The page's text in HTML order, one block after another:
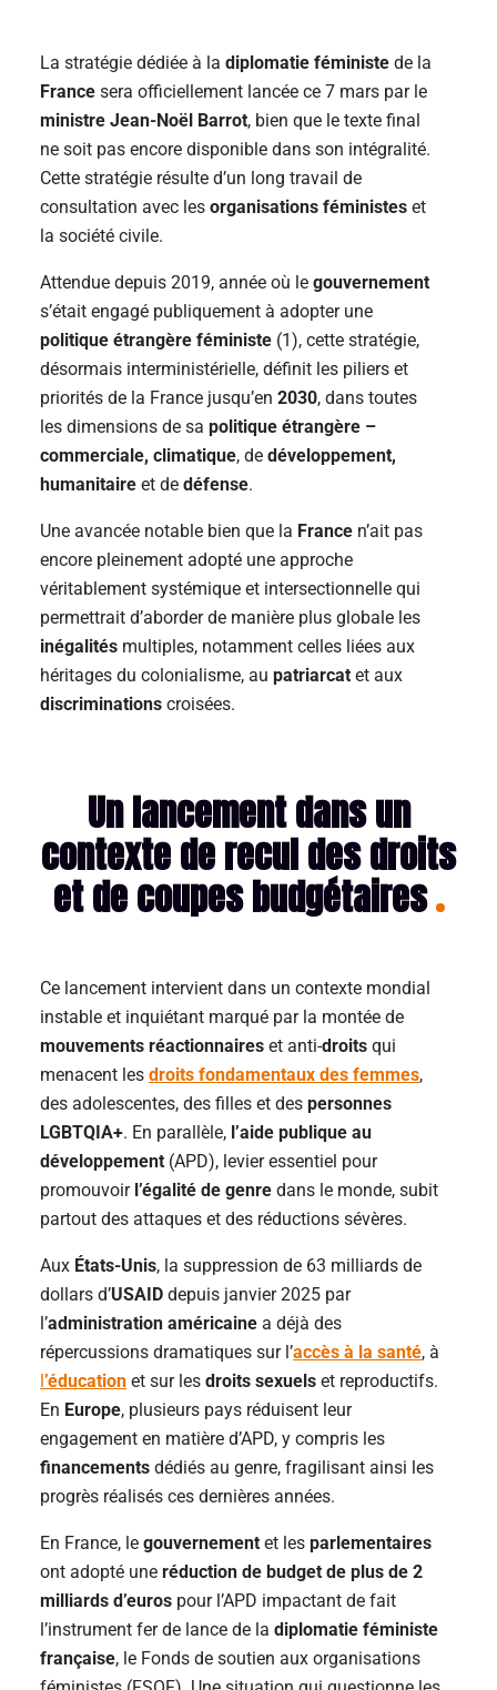
La stratégie dédiée à la diplomatie féministe de la
France sera officiellement lancée ce 7 mars par le
ministre Jean-Noël Barrot, bien que le texte final
ne soit pas encore disponible dans son intégralité.
Cette stratégie résulte d’un long travail de
consultation avec les organisations féministes et
la société civile.
Attendue depuis 2019, année où le gouvernement
s’était engagé publiquement à adopter une
politique étrangère féministe (1), cette stratégie,
désormais interministérielle, définit les piliers et
priorités de la France jusqu’en 2030, dans toutes
les dimensions de sa politique étrangère –
commerciale, climatique, de développement,
humanitaire et de défense.
Une avancée notable bien que la France n’ait pas
encore pleinement adopté une approche
véritablement systémique et intersectionnelle qui
permettrait d’aborder de manière plus globale les
inégalités multiples, notamment celles liées aux
héritages du colonialisme, au patriarcat et aux
discriminations croisées.
Un lancement dans un
contexte de recul des droits
et de coupes budgétaires
Ce lancement intervient dans un contexte mondial
instable et inquiétant marqué par la montée de
mouvements réactionnaires et anti-droits qui
menacent les droits fondamentaux des femmes,
des adolescentes, des filles et des personnes
LGBTQIA+. En parallèle, l’aide publique au
développement (APD), levier essentiel pour
promouvoir l’égalité de genre dans le monde, subit
partout des attaques et des réductions sévères.
Aux États-Unis, la suppression de 63 milliards de
dollars d’USAID depuis janvier 2025 par
l’administration américaine a déjà des
répercussions dramatiques sur l’accès à la santé, à
l’éducation et sur les droits sexuels et reproductifs.
En Europe, plusieurs pays réduisent leur
engagement en matière d’APD, y compris les
financements dédiés au genre, fragilisant ainsi les
progrès réalisés ces dernières années.
En France, le gouvernement et les parlementaires
ont adopté une réduction de budget de plus de 2
milliards d’euros pour l’APD impactant de fait
l’instrument fer de lance de la diplomatie féministe
française, le Fonds de soutien aux organisations